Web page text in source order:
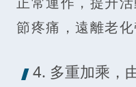
節疼痛，遠離老化
4. 多重加乘，